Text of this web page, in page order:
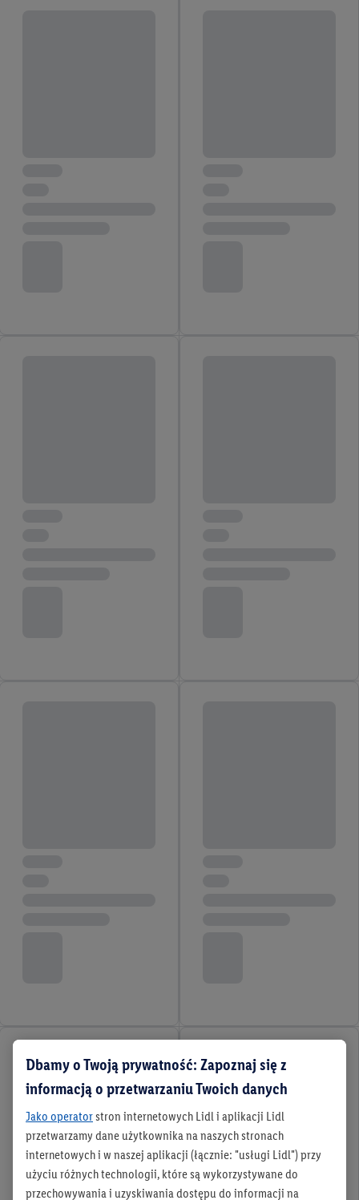
Dbamy o Twoją prywatność: Zapoznaj się z
informacją o przetwarzaniu Twoich danych
Jako operatorstron internetowych Lidl i aplikacji Lidl
przetwarzamy dane użytkownika na naszych stronach
internetowych i w naszej aplikacji (łącznie: "usługi Lidl") przy
użyciu różnych technologii, które są wykorzystywane do
przechowywania i uzyskiwania dostępu do informacji na